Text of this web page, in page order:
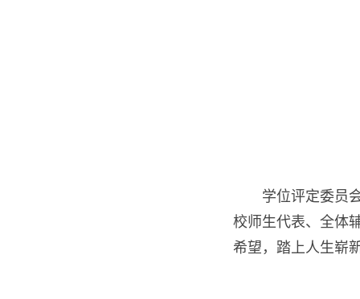
学位评定委员
校师生代表、全体
希望，踏上人生崭